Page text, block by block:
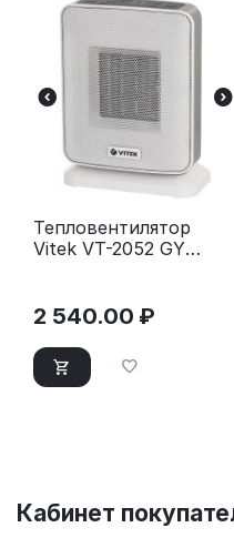
Тепловентилятор
Vitek VT-2052 GY
2 540.00 ₽
Кабинет